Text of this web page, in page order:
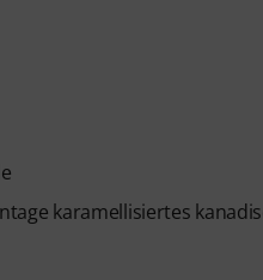
für seinen ganzheitlichen
bis zum
karamellisiertes